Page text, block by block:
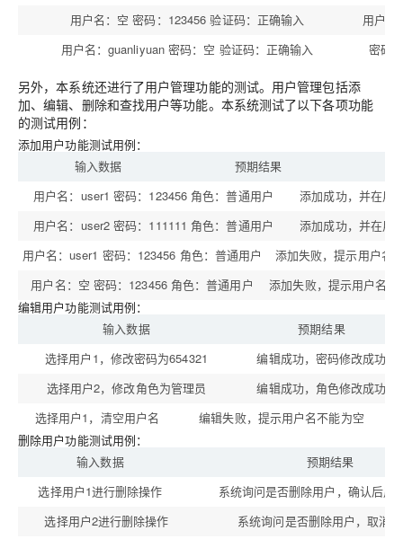
用户名：空 密码：123456 验证码：正确输入
用户名
用户名：guanliyuan 密码：空 验证码：正确输入
密码
另外，本系统还进行了用户管理功能的测试。用户管理包括添
加、编辑、删除和查找用户等功能。本系统测试了以下各项功能
的测试用例：
添加用户功能测试用例：
输入数据
预期结果
用户名：user1 密码：123456 角色：普通用户
添加成功，并在用
用户名：user2 密码：111111 角色：普通用户
添加成功，并在用
用户名：user1 密码：123456 角色：普通用户
添加失败，提示用户名
用户名：空 密码：123456 角色：普通用户
添加失败，提示用户名不
编辑用户功能测试用例：
输入数据
预期结果
选择用户1，修改密码为654321
编辑成功，密码修改成功
选择用户2，修改角色为管理员
编辑成功，角色修改成功
选择用户1，清空用户名
编辑失败，提示用户名不能为空
删除用户功能测试用例：
输入数据
预期结果
选择用户1进行删除操作
系统询问是否删除用户，确认后用
选择用户2进行删除操作
系统询问是否删除用户，取消